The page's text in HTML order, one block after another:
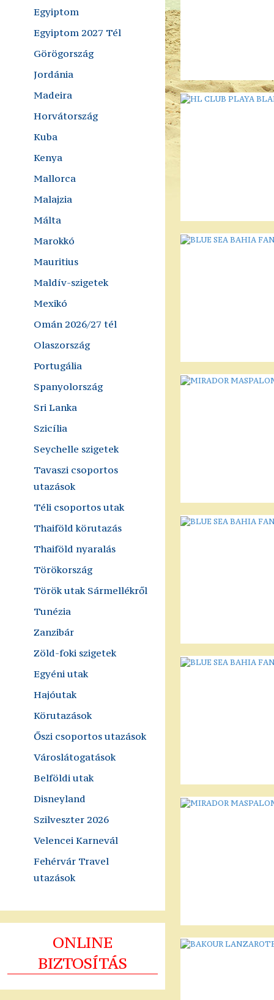
Egyiptom
Egyiptom 2027 Tél
Görögország
Jordánia
Madeira
Horvátország
Kuba
Kenya
Mallorca
Malajzia
Málta
Marokkó
Mauritius
Maldív-szigetek
Mexikó
Omán 2026/27 tél
Olaszország
Portugália
Spanyolország
Sri Lanka
Szicília
Seychelle szigetek
Tavaszi csoportos
utazások
Téli csoportos utak
Thaiföld körutazás
Thaiföld nyaralás
Törökország
Török utak Sármellékről
Tunézia
Zanzibár
Zöld-foki szigetek
Egyéni utak
Hajóutak
Körutazások
Őszi csoportos utazások
Városlátogatások
Belföldi utak
Disneyland
Szilveszter 2026
Velencei Karnevál
Fehérvár Travel
utazások
ONLINE
BIZTOSÍTÁS